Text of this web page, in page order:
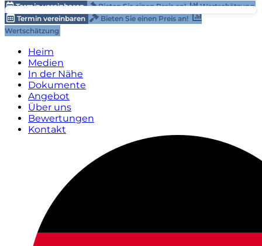
Termin vereinbaren Bieten Sie einen Preis an!
Wertschätzung
Termin vereinbaren
Bieten Sie einen Preis an!
Wertschätzung
Heim
Medien
In der Nähe
Dokumente
Angebot
Über uns
Bewertungen
Kontakt